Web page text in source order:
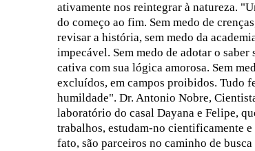
ativamente nos reintegrar à natureza.
do começo ao fim. Sem medo de
revisar a história, sem medo da
impecável. Sem medo de adotar o
cativa com sua lógica amorosa. Sem
excluídos, em campos proibidos. Tudo
humildade". Dr. Antonio Nobre,
laboratório do casal Dayana e Felipe,
trabalhos, estudam-no cientificamente
fato, são parceiros no caminho de